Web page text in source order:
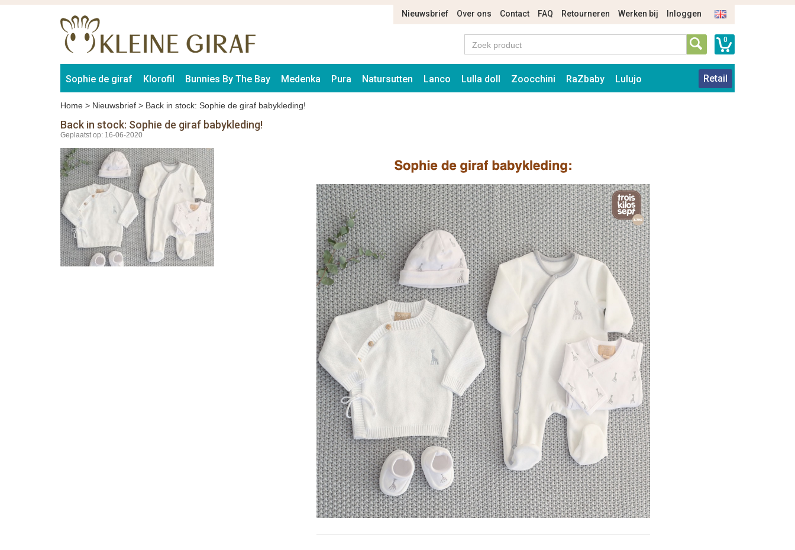
Nieuwsbrief Over ons Contact FAQ Retourneren Werken bij Inloggen
0
Sophie de giraf Klorofil Bunnies By The Bay Medenka Pura Natursutten Lanco Lulla doll Zoocchini RaZbaby Lulujo Retail
Home > Nieuwsbrief > Back in stock: Sophie de giraf babykleding!
Back in stock: Sophie de giraf babykleding!
Geplaatst op: 16-06-2020